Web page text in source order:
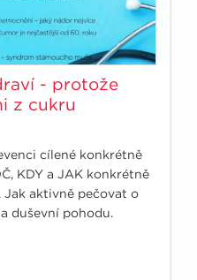
- protože
z cukru
cílené konkrétně
KDY a JAK konkrétně
Jak aktivně pečovat o
duševní pohodu.